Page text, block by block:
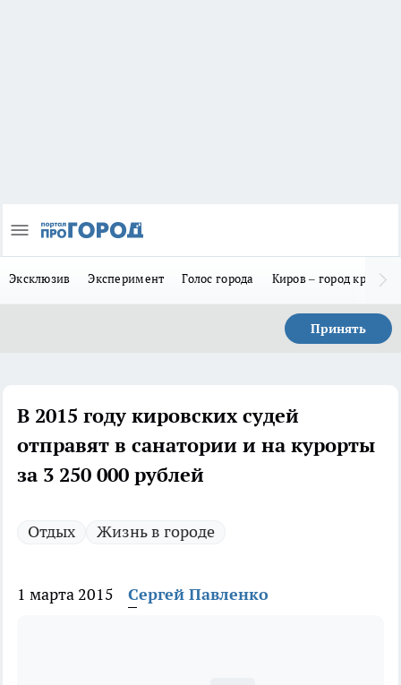
Эксклюзив Эксперимент Голос города Киров – город
Принять
В 2015 году кировских судей
отправят в санатории и на курорты
за 3 250 000 рублей
Отдых Жизнь в городе
1 марта 2015 Сергей Павленко